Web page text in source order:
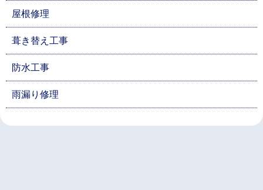
屋根修理
葺き替え工事
防水工事
雨漏り修理